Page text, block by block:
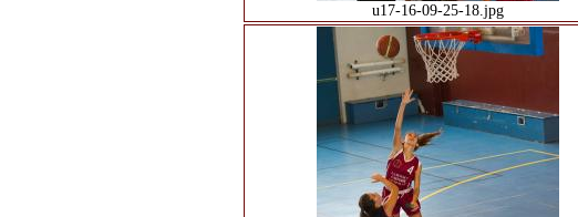
u17-16-09-25-18.jpg